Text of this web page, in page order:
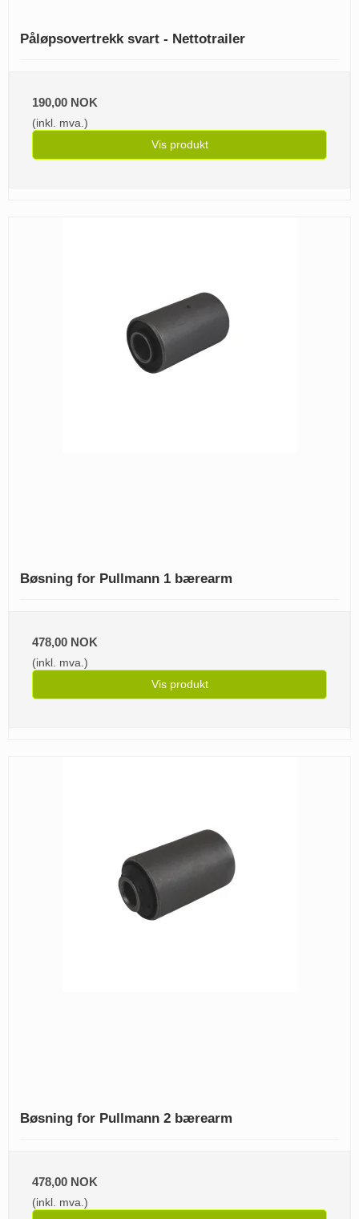
Påløpsovertrekk svart - Nettotrailer
190,00 NOK
(inkl. mva.)
Vis produkt
Bøsning for Pullmann 1 bærearm
478,00 NOK
(inkl. mva.)
Vis produkt
Bøsning for Pullmann 2 bærearm
478,00 NOK
(inkl. mva.)